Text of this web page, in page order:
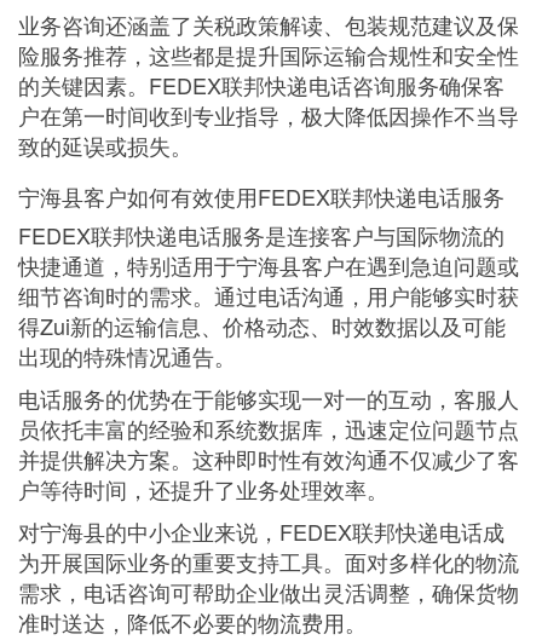
业务咨询还涵盖了关税政策解读、包装规范建议及保
险服务推荐，这些都是提升国际运输合规性和安全性
的关键因素。FEDEX联邦快递电话咨询服务确保客
户在第一时间收到专业指导，极大降低因操作不当导
致的延误或损失。
宁海县客户如何有效使用FEDEX联邦快递电话服务
FEDEX联邦快递电话服务是连接客户与国际物流的
快捷通道，特别适用于宁海县客户在遇到急迫问题或
细节咨询时的需求。通过电话沟通，用户能够实时获
得Zui新的运输信息、价格动态、时效数据以及可能
出现的特殊情况通告。
电话服务的优势在于能够实现一对一的互动，客服人
员依托丰富的经验和系统数据库，迅速定位问题节点
并提供解决方案。这种即时性有效沟通不仅减少了客
户等待时间，还提升了业务处理效率。
对宁海县的中小企业来说，FEDEX联邦快递电话成
为开展国际业务的重要支持工具。面对多样化的物流
需求，电话咨询可帮助企业做出灵活调整，确保货物
准时送达，降低不必要的物流费用。